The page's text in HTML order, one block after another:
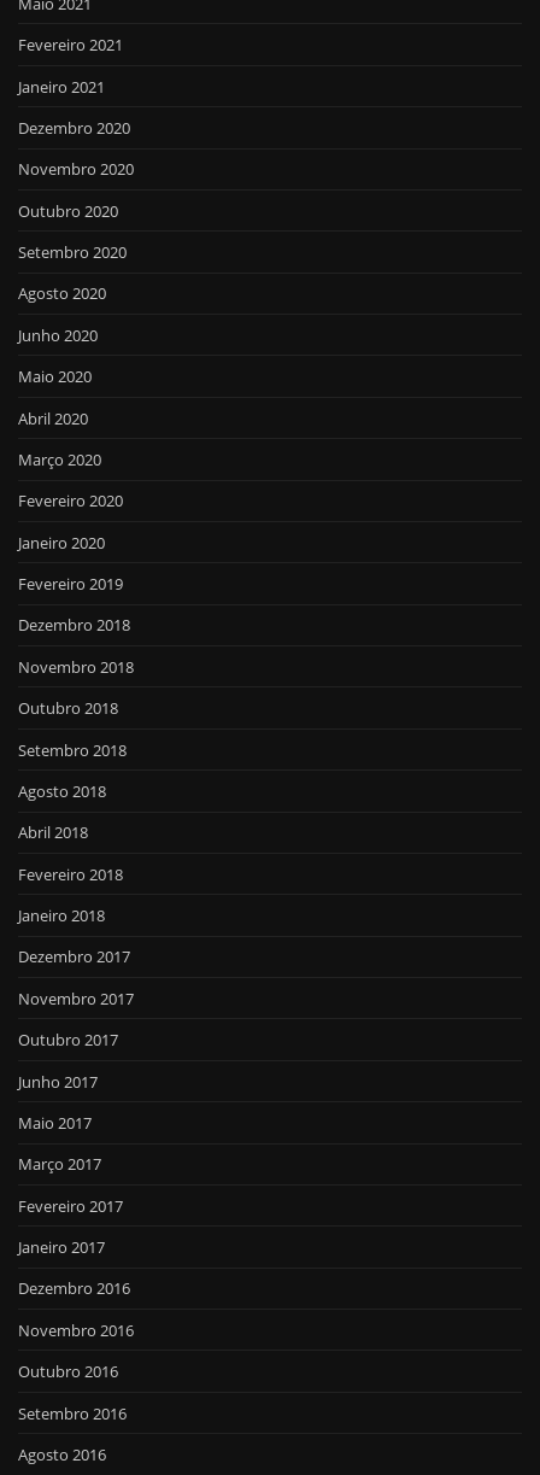
Fevereiro 2021
Janeiro 2021
Dezembro 2020
Novembro 2020
Outubro 2020
Setembro 2020
Agosto 2020
Junho 2020
Maio 2020
Abril 2020
Março 2020
Fevereiro 2020
Janeiro 2020
Fevereiro 2019
Dezembro 2018
Novembro 2018
Outubro 2018
Setembro 2018
Agosto 2018
Abril 2018
Fevereiro 2018
Janeiro 2018
Dezembro 2017
Novembro 2017
Outubro 2017
Junho 2017
Maio 2017
Março 2017
Fevereiro 2017
Janeiro 2017
Dezembro 2016
Novembro 2016
Outubro 2016
Setembro 2016
Agosto 2016